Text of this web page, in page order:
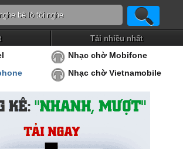
Tải nhiều nhất
Nhạc chờ Mobifone
Nhạc chờ Vietnamobile